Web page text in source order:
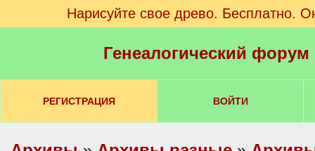
Нарисуйте свое древо. Бесплатно.
Генеалогический
РЕГИСТРАЦИЯ ВОЙТИ